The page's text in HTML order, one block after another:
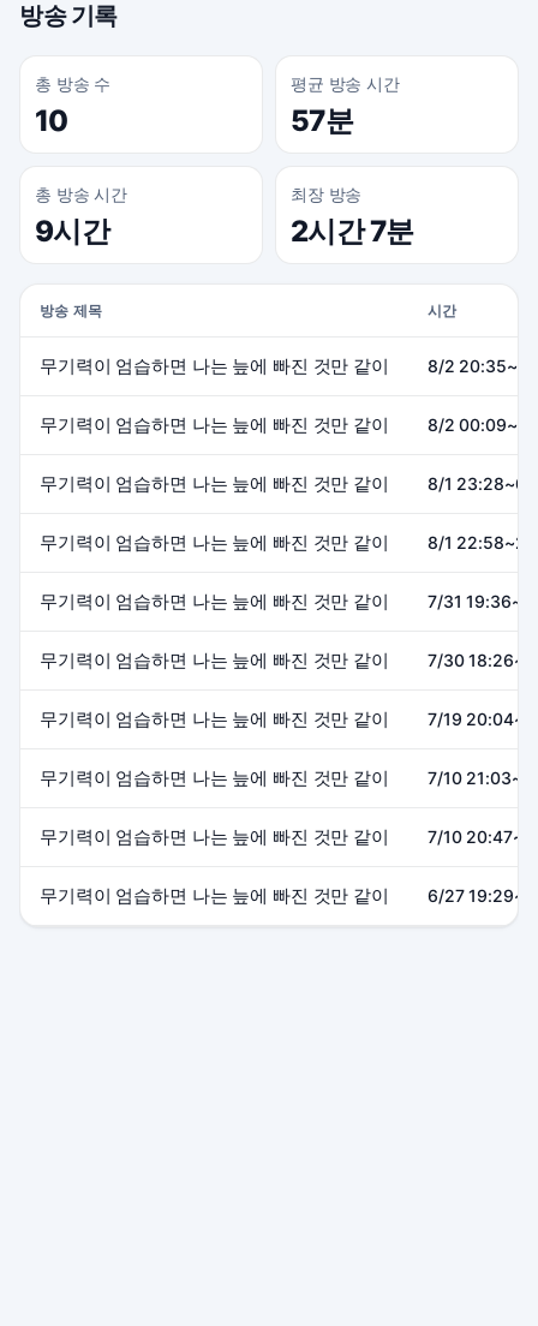
방송 기록
총 방송 수
10
평균 방송 시간
57분
총 방송 시간
9시간
최장 방송
2시간 7분
방송 제목 시간
무기력이 엄습하면 나는 늪에 빠진 것만 같이 8/2
무기력이 엄습하면 나는 늪에 빠진 것만 같이 8/2
무기력이 엄습하면 나는 늪에 빠진 것만 같이 8/1
무기력이 엄습하면 나는 늪에 빠진 것만 같이 8/1
무기력이 엄습하면 나는 늪에 빠진 것만 같이 7/31
무기력이 엄습하면 나는 늪에 빠진 것만 같이 7/30
무기력이 엄습하면 나는 늪에 빠진 것만 같이 7/19
무기력이 엄습하면 나는 늪에 빠진 것만 같이 7/10
무기력이 엄습하면 나는 늪에 빠진 것만 같이 7/10
무기력이 엄습하면 나는 늪에 빠진 것만 같이 6/27